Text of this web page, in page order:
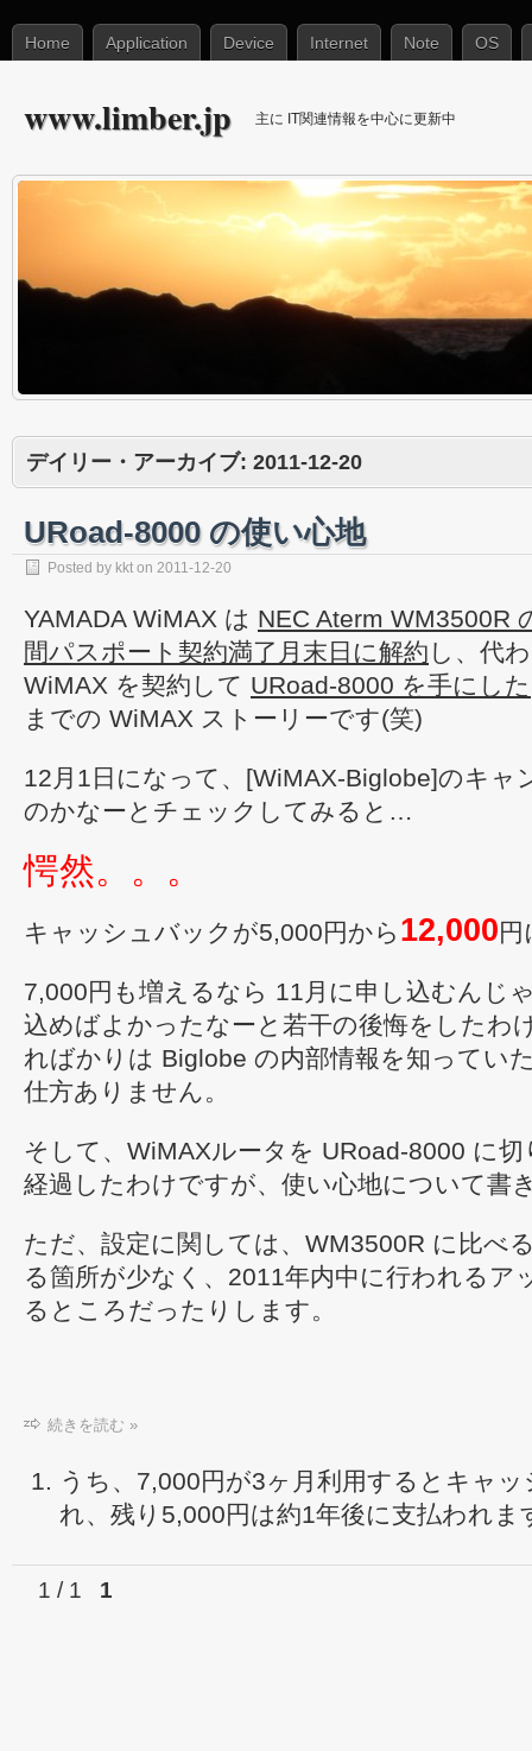
Home Application Device Internet Note OS
www.limber.jp 主に IT関連情報を中心に更新中
デイリー・アーカイブ: 2011-12-20
URoad-8000 の使い心地
Posted by kkt on 2011-12-20
YAMADA WiMAX は NEC Aterm WM3500R
間パスポート契約満了月末日に解約 し、代
WiMAX を契約して URoad-8000 を手にした
までの WiMAX ストーリーです(笑)
12月1日になって、[WiMAX-Biglobe]のキャ
のかなーとチェックしてみると…
愕然。。。
キャッシュバックが5,000円から 12,000
7,000円も増えるなら 11月に申し込むんじ
込めばよかったなーと若干の後悔をしたわ
ればかりは Biglobe の内部情報を知ってい
仕方ありません。
そして、WiMAXルータを URoad-8000 に
経過したわけですが、使い心地について書
ただ、設定に関しては、WM3500R に比べ
る箇所が少なく、2011年内中に行われるア
るところだったりします。
続きを読む »
うち、7,000円が3ヶ月利用するとキャ
れ、残り5,000円は約1年後に支払われま
1 / 1 1